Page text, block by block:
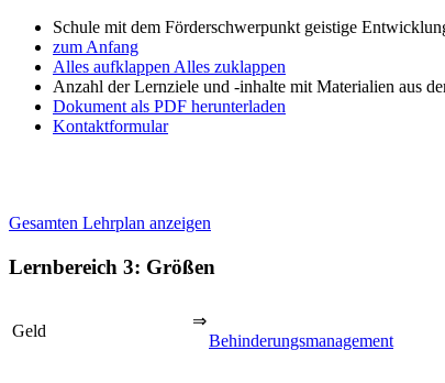
Schule mit dem Förderschwerpunkt geistige
zum Anfang
Alles aufklappen Alles zuklappen
Anzahl der Lernziele und -inhalte mit Materialien aus
Dokument als PDF herunterladen
Kontaktformular
Gesamten Lehrplan anzeigen
Lernbereich 3: Größen
Geld
⇒
Behinderungsmanagement